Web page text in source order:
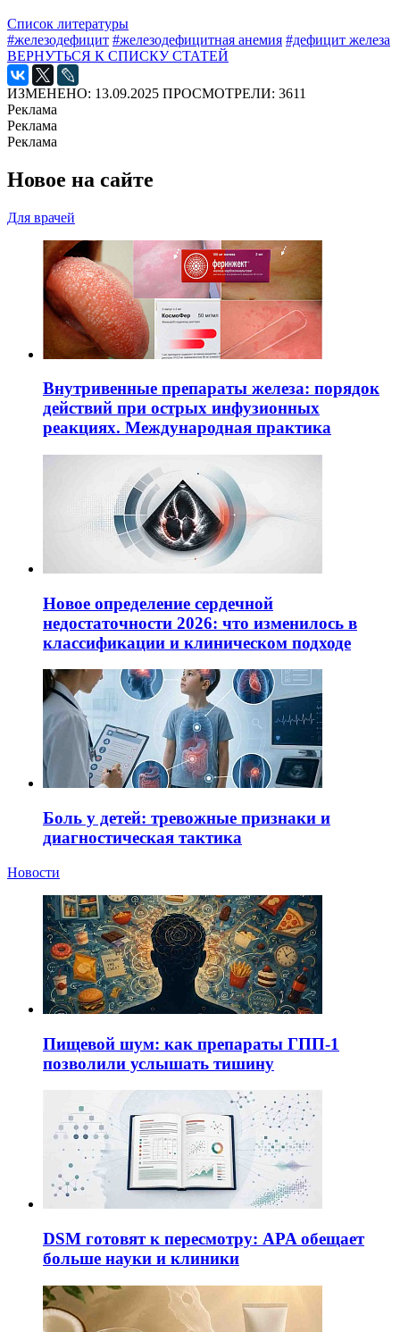
Список литературы
#железодефицит #железодефицитная анемия #дефицит железа
ВЕРНУТЬСЯ К СПИСКУ СТАТЕЙ
ИЗМЕНЕНО: 13.09.2025 ПРОСМОТРЕЛИ: 3611
Реклама
Реклама
Реклама
Новое на сайте
Для врачей
Внутривенные препараты железа: порядок
действий при острых инфузионных
реакциях. Международная практика
Новое определение сердечной
недостаточности 2026: что изменилось в
классификации и клиническом подходе
Боль у детей: тревожные признаки и
диагностическая тактика
Новости
Пищевой шум: как препараты ГПП-1
позволили услышать тишину
DSM готовят к пересмотру: APA обещает
больше науки и клиники